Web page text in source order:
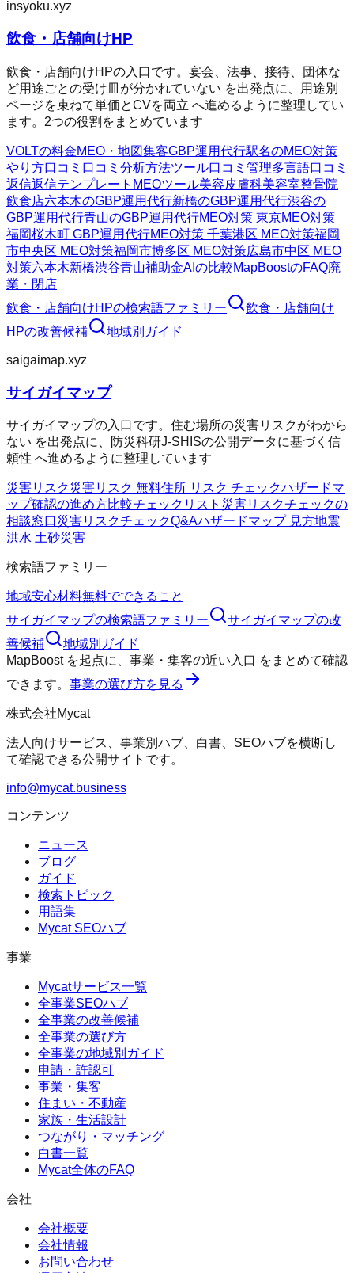
insyoku.xyz
飲食・店舗向けHP
飲食・店舗向けHPの入口です。宴会、法事、接待、団体な
ど用途ごとの受け皿が分かれていない を出発点に、用途別
ページを束ねて単価とCVを両立 へ進めるように整理してい
ます。2つの役割をまとめています
VOLTの料金MEO・地図集客GBP運用代行駅名のMEO対策
やり方口コミ 口コミ分析方法ツール口コミ管理多言語口コミ
返信返信テンプレート MEOツール美容皮膚科美容室整骨院
飲食店六本木のGBP運用代行新橋のGBP運用代行渋谷の
GBP運用代行青山のGBP運用代行MEO対策 東京MEO対策
福岡桜木町 GBP運用代行MEO対策 千葉港区 MEO対策福岡
市中央区 MEO対策福岡市博多区 MEO対策広島市中区 MEO
対策六本木新橋渋谷青山補助金AIの比較MapBoostのFAQ廃
業・閉店
飲食・店舗向けHPの検索語ファミリー
飲食・店舗向け
HPの改善候補 地域別ガイド
saigaimap.xyz
サイガイマップ
サイガイマップの入口です。住む場所の災害リスクがわから
ない を出発点に、防災科研J-SHISの公開データに基づく信
頼性 へ進めるように整理しています
災害リスク災害リスク 無料住所 リスク チェックハザードマ
ップ確認の進め方比較チェックリスト 災害リスクチェックの
相談窓口災害リスクチェックQ&Aハザードマップ 見方地震
洪水 土砂災害
検索語ファミリー
地域安心材料無料でできること
サイガイマップの検索語ファミリー サイガイマップの改
善候補
地域別ガイド
MapBoostを起点に、 事業・集客の近い入口 をまとめて確認
できます。 事業の選び方を見る
株式会社Mycat
法人向けサービス、事業別ハブ、白書、SEOハブを横断し
て確認できる公開サイトです。
info@mycat.business
コンテンツ
ニュース
ブログ
ガイド
検索トピック
用語集
Mycat SEOハブ
事業
Mycatサービス一覧
全事業SEOハブ
全事業の改善候補
全事業の選び方
全事業の地域別ガイド
申請・許認可
事業・集客
住まい・不動産
家族・生活設計
つながり・マッチング
白書一覧
Mycat全体のFAQ
会社
会社概要
会社情報
お問い合わせ